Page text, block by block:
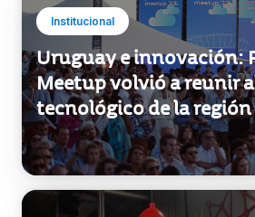
Uruguay e innovación:
Meetup volvió a reunir
tecnológico de la región
Institucional